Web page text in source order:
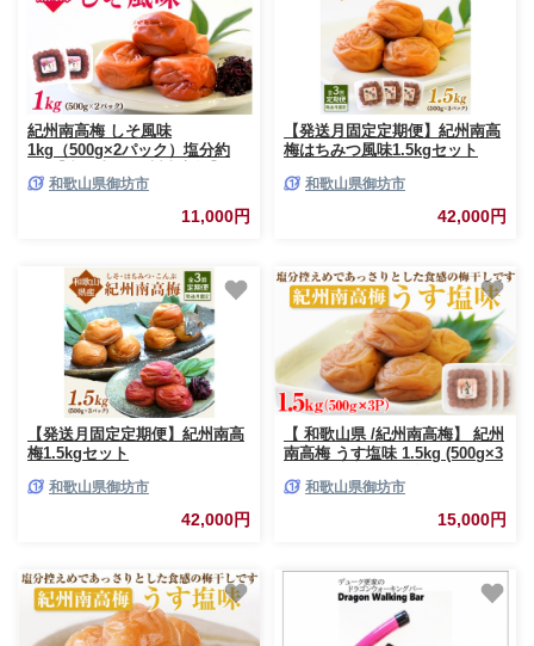
紀州南高梅 しそ風味
1kg（500g×2パック）塩分約
梅 梅干し しそ梅 紀州南高梅
和歌山県御坊市
11,000円
【発送月固定定期便】紀州南高
梅はちみつ風味1.5kgセット
和歌山県御坊市
42,000円
【発送月固定定期便】紀州南高
梅1.5kgセット
和歌山県御坊市
42,000円
【 和歌山県 /紀州南高梅】 紀州
南高梅 うす塩味 1.5kg (500g×3
ぼし 完熟 小分け お裾分け あっ
さり 塩分控えめ 体に優しい 塩
分補給 熱中症対策 お茶漬け お
和歌山県御坊市
15,000円